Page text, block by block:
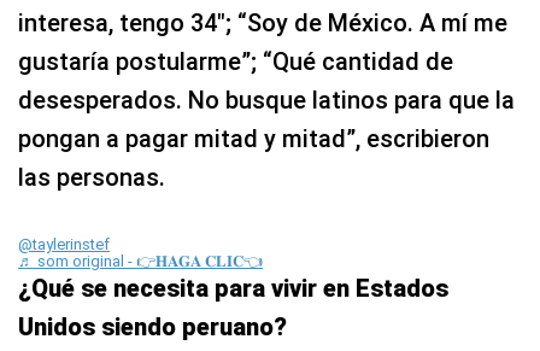
interesa, tengo 34″; “Soy de México. A mí me
gustaría postularme”; “Qué cantidad de
desesperados. No busque latinos para que la
pongan a pagar mitad y mitad”, escribieron
las personas.
@taylerinstef
♬ som original - 👉𝐇𝐀𝐆𝐀 𝐂𝐋𝐈𝐂👈
¿Qué se necesita para vivir en Estados
Unidos siendo peruano?